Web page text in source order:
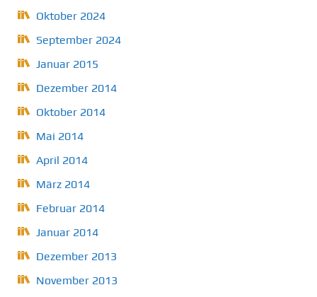
Oktober 2024
September 2024
Januar 2015
Dezember 2014
Oktober 2014
Mai 2014
April 2014
März 2014
Februar 2014
Januar 2014
Dezember 2013
November 2013